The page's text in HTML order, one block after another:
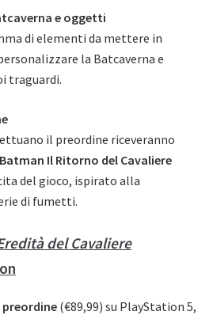
e oggetti
di elementi da mettere in
la Batcaverna e
traguardi.
il preordine riceveranno
Il Ritorno del Cavaliere
del gioco, ispirato alla
di fumetti.
del Cavaliere
preordine (€89,99) su PlayStation 5,